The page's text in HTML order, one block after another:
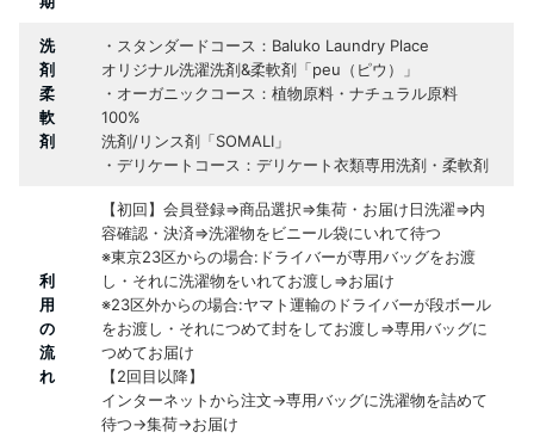
洗
剤
柔
軟
剤
・スタンダードコース：Baluko Laundry Place
オリジナル洗濯洗剤&柔軟剤「peu（ピウ）」
・オーガニックコース：植物原料・ナチュラル原料
100%
洗剤/リンス剤「SOMALI」
・デリケートコース：デリケート衣類専用洗剤・柔軟剤
利
用
の
流
れ
【初回】会員登録⇒商品選択⇒集荷・お届け日洗濯⇒内
容確認・決済⇒洗濯物をビニール袋にいれて待つ
※東京23区からの場合:ドライバーが専用バッグをお渡
し・それに洗濯物をいれてお渡し⇒お届け
※23区外からの場合:ヤマト運輸のドライバーが段ボール
をお渡し・それにつめて封をしてお渡し⇒専用バッグに
つめてお届け
【2回目以降】
インターネットから注文→専用バッグに洗濯物を詰めて
待つ→集荷→お届け